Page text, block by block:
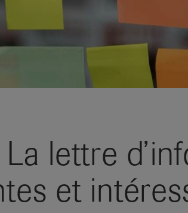
lettre
et